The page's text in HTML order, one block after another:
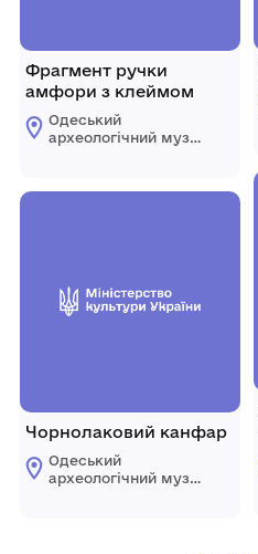
Фрагмент ручки
амфори з клеймом
Одеський
археологічний музей
України
Чорнолаковий канфар
Одеський
археологічний музей